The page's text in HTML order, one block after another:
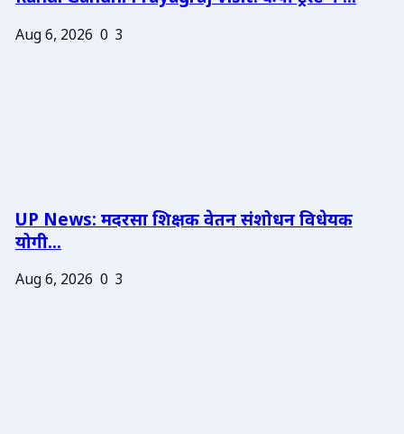
Aug 6, 2026 0 3
UP News: मदरसा शिक्षक वेतन संशोधन विधेयक
योगी...
Aug 6, 2026 0 3